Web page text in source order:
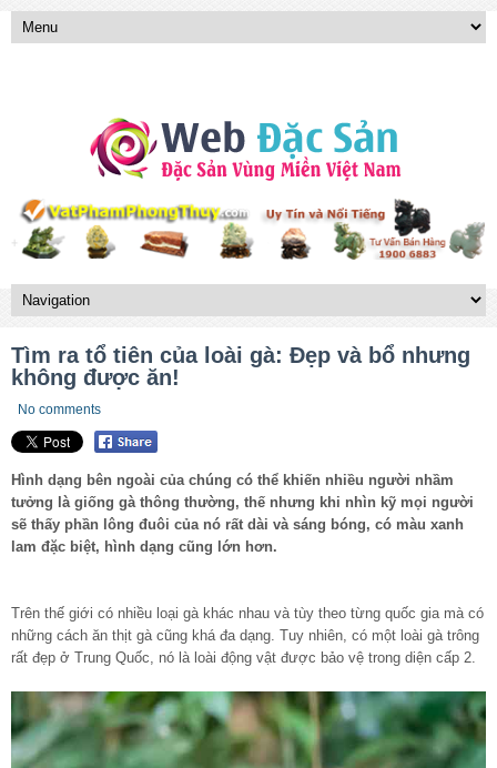
Tìm ra tổ tiên của loài gà: Đẹp và bổ nhưng
không được ăn!
No comments
Hình dạng bên ngoài của chúng có thể khiến nhiều người nhầm
tưởng là giống gà thông thường, thế nhưng khi nhìn kỹ mọi người
sẽ thấy phần lông đuôi của nó rất dài và sáng bóng, có màu xanh
lam đặc biệt, hình dạng cũng lớn hơn.
Trên thế giới có nhiều loại gà khác nhau và tùy theo từng quốc gia mà có
những cách ăn thịt gà cũng khá đa dạng. Tuy nhiên, có một loài gà trông
rất đẹp ở Trung Quốc, nó là loài động vật được bảo vệ trong diện cấp 2.